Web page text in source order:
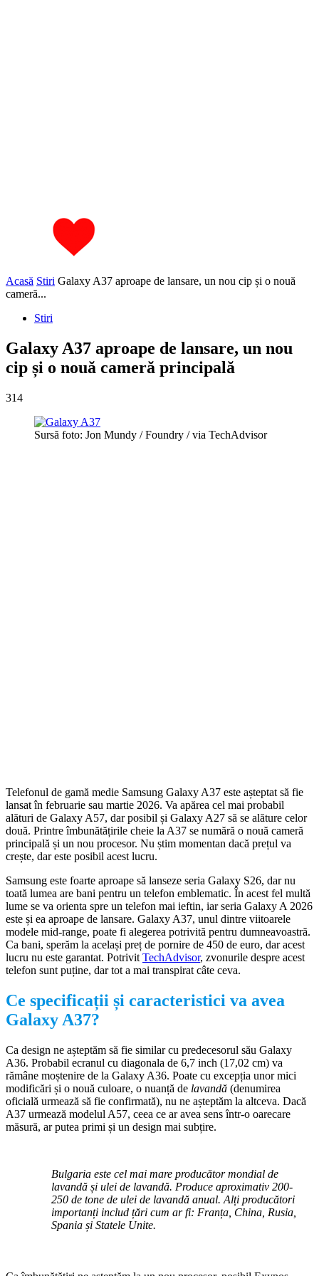
Acasă Stiri Galaxy A37 aproape de lansare, un nou cip și o nouă
cameră...
Stiri
Galaxy A37 aproape de lansare, un nou
cip și o nouă cameră principală
314
Sursă foto: Jon Mundy / Foundry / via TechAdvisor
Telefonul de gamă medie Samsung Galaxy A37 este așteptat să fie
lansat în februarie sau martie 2026. Va apărea cel mai probabil
alături de Galaxy A57, dar posibil și Galaxy A27 să se alăture celor
două. Printre îmbunătățirile cheie la A37 se numără o nouă cameră
principală și un nou procesor. Nu știm momentan dacă prețul va
crește, dar este posibil acest lucru.
Samsung este foarte aproape să lanseze seria Galaxy S26, dar nu
toată lumea are bani pentru un telefon emblematic. În acest fel multă
lume se va orienta spre un telefon mai ieftin, iar seria Galaxy A 2026
este și ea aproape de lansare. Galaxy A37, unul dintre viitoarele
modele mid-range, poate fi alegerea potrivită pentru dumneavoastră.
Ca bani, sperăm la același preț de pornire de 450 de euro, dar acest
lucru nu este garantat. Potrivit TechAdvisor, zvonurile despre acest
telefon sunt puține, dar tot a mai transpirat câte ceva.
Ce specificații și caracteristici va avea
Galaxy A37?
Ca design ne așteptăm să fie similar cu predecesorul său Galaxy
A36. Probabil ecranul cu diagonala de 6,7 inch (17,02 cm) va
rămâne moștenire de la Galaxy A36. Poate cu excepția unor mici
modificări și o nouă culoare, o nuanță de lavandă (denumirea
oficială urmează să fie confirmată), nu ne așteptăm la altceva. Dacă
A37 urmează modelul A57, ceea ce ar avea sens într-o oarecare
măsură, ar putea primi și un design mai subțire.
Bulgaria este cel mai mare producător mondial de
lavandă și ulei de lavandă. Produce aproximativ 200-
250 de tone de ulei de lavandă anual. Alți producători
importanți includ țări cum ar fi: Franța, China, Rusia,
Spania și Statele Unite.